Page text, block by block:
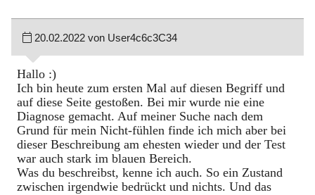
20.02.2022 von User4c6c3C34
Hallo :)
Ich bin heute zum ersten Mal auf diesen Begriff und
auf diese Seite gestoßen. Bei mir wurde nie eine
Diagnose gemacht. Auf meiner Suche nach dem
Grund für mein Nicht-fühlen finde ich mich aber bei
dieser Beschreibung am ehesten wieder und der Test
war auch stark im blauen Bereich.
Was du beschreibst, kenne ich auch. So ein Zustand
zwischen irgendwie bedrückt und nichts. Und das